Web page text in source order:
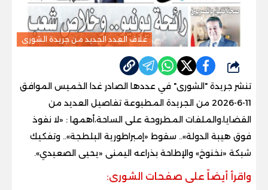
غلاف العدد الجديد من جريدة الشورى
شارك
تنشر جريدة "الشورى" في عددها الصادر غدا الخميس الموافق
11-6-2026 من الجريدة المطبوعة تفاصيل العديد من
القضايا،والملفات المطروحة على الساحة،أهمها : «لا نفوذ
فوق هيبة الدولة».. سقوط «إمبراطورية البلطجة».. وتفكيك
شبكة «نخنوخ» والإطاحة بذراعه اليمنى «يحيى الصعيدي».
واقرأ أيضاً على صفحات الشورى: